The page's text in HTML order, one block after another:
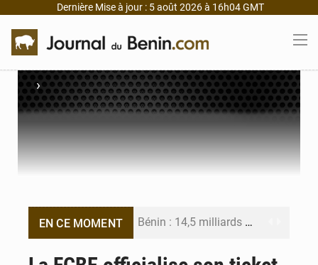
Dernière Mise à jour : 5 août 2026 à 16h04 GMT
›
EN CE MOMENT Bénin : 14,5 milliards de dollars pour faire de la CDN 3.0 un bouclier économique
Bénin : le ministère de l’Intérieur évalue ses résultats à mi-parcours